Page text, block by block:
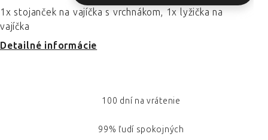
1x stojanček na vajíčka s vrchnákom, 1x lyžička na
vajíčka
Detailné informácie
100 dní na vrátenie
99% ľudí spokojných